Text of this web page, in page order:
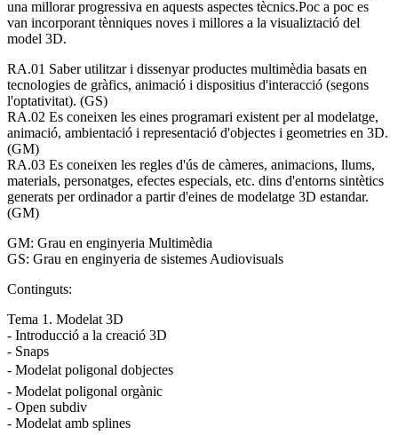
una millorar progressiva en aquests aspectes tècnics.Poc a poc es
van incorporant tènniques noves i millores a la visualiztació del
model 3D.
RA.01 Saber utilitzar i dissenyar productes multimèdia basats en
tecnologies de gràfics, animació i dispositius d'interacció (segons
l'optativitat). (GS)
RA.02 Es coneixen les eines programari existent per al modelatge,
animació, ambientació i representació d'objectes i geometries en 3D.
(GM)
RA.03 Es coneixen les regles d'ús de càmeres, animacions, llums,
materials, personatges, efectes especials, etc. dins d'entorns sintètics
generats per ordinador a partir d'eines de modelatge 3D estandar.
(GM)
GM: Grau en enginyeria Multimèdia
GS: Grau en enginyeria de sistemes Audiovisuals
Continguts:
Tema 1. Modelat 3D
- Introducció a la creació 3D
- Snaps
- Modelat poligonal dobjectes
- Modelat poligonal orgànic
- Open subdiv
- Modelat amb splines